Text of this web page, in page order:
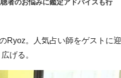
者のお悩みに鑑定アドバイスも行
Ryoz。人気占い師をゲストに迎
げる。